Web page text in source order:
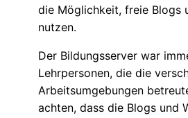
die Möglichkeit, freie Blogs
nutzen.
Der Bildungsserver war
Lehrpersonen, die die
Arbeitsumgebungen
achten, dass die Blogs und